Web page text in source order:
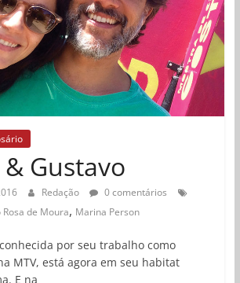
Gustavo
Redação
0 comentários
Rosa de Moura, Marina Person
por seu trabalho como
MTV, está agora em seu habitat
E na